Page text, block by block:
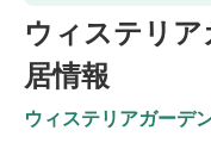
ウィステリ
居情報
ウィステリアガーデ